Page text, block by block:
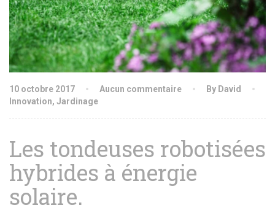
10 octobre 2017 Aucun commentaire
By David
Innovation, Jardinage
Les tondeuses robotisées
hybrides à énergie
solaire.